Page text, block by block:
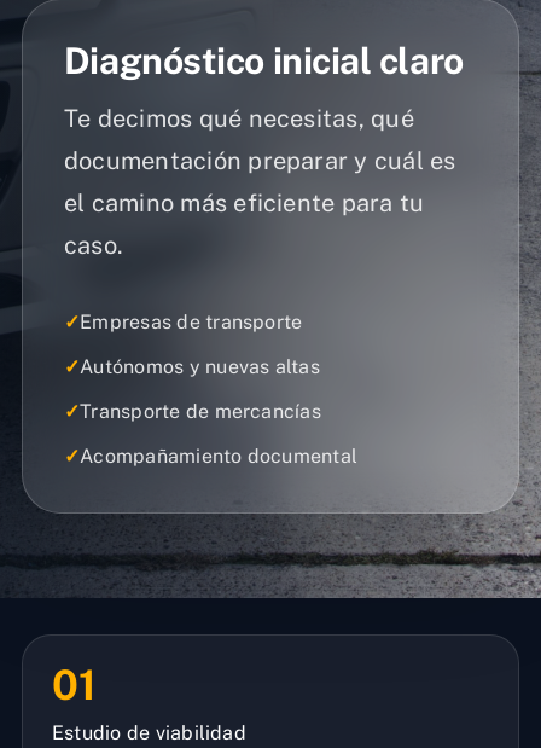
Diagnóstico inicial claro
Te decimos qué necesitas, qué
documentación preparar y cuál es
el camino más eficiente para tu
caso.
✓Empresas de transporte
✓Autónomos y nuevas altas
✓Transporte de mercancías
✓Acompañamiento documental
01
Estudio de viabilidad